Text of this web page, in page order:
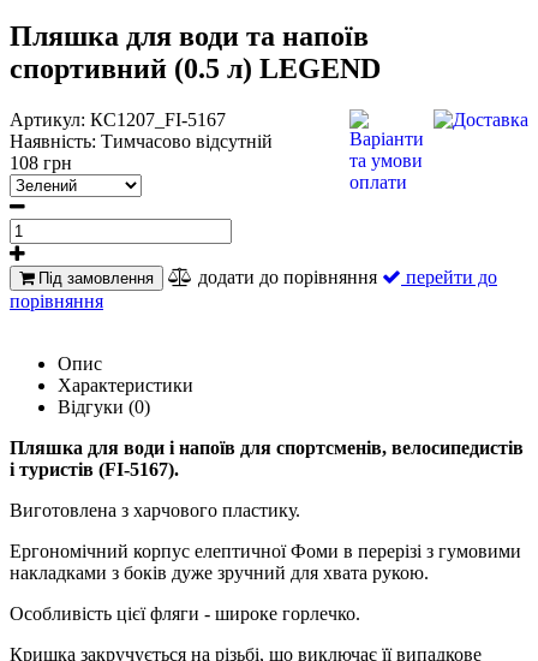
Пляшка для води та напоїв
спортивний (0.5 л) LEGEND
Артикул: КС1207_FI-5167
Наявність: Тимчасово відсутній
108 грн
Під замовлення додати до порівняння
перейти до
порівняння
Опис
Характеристики
Відгуки (0)
Пляшка для води і напоїв для спортсменів, велосипедистів
і туристів (FI-5167).
Виготовлена з харчового пластику.
Ергономічний корпус елептичної Фоми в перерізі з гумовими
накладками з боків дуже зручний для хвата рукою.
Особливість цієї фляги - широке горлечко.
Кришка закручується на різьбі, що виключає її випадкове